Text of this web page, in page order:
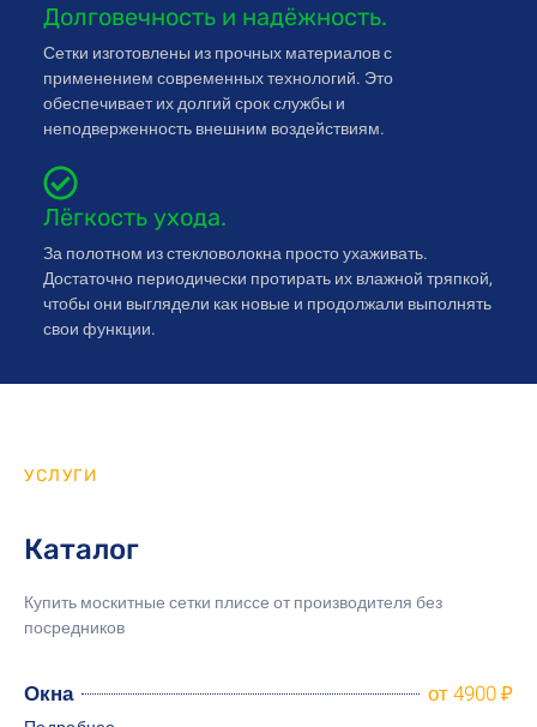
Долговечность и надёжность.
Сетки изготовлены из прочных материалов с
применением современных технологий. Это
обеспечивает их долгий срок службы и
неподверженность внешним воздействиям.
Лёгкость ухода.
За полотном из стекловолокна просто ухаживать.
Достаточно периодически протирать их влажной тряпкой,
чтобы они выглядели как новые и продолжали выполнять
свои функции.
УСЛУГИ
Каталог
Купить москитные сетки плиссе от производителя без
посредников
Окна от 4900 ₽